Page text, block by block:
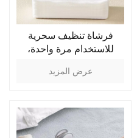
فرشاة تنظيف سحرية
للاستخدام مرة واحدة،
لإزالة البقع، فرشاة تنظيف
عرض المزيد